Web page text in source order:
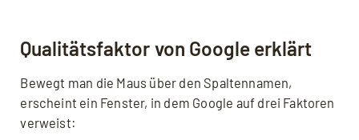
Qualitätsfaktor von Google erklärt
Bewegt man die Maus über den Spaltennamen,
erscheint ein Fenster, in dem Google auf drei Faktoren
verweist: